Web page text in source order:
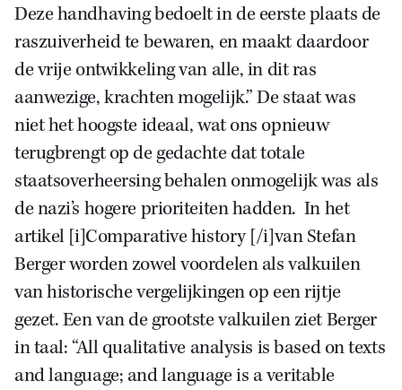
Deze handhaving bedoelt in de eerste plaats de
raszuiverheid te bewaren, en maakt daardoor
de vrije ontwikkeling van alle, in dit ras
aanwezige, krachten mogelijk.” De staat was
niet het hoogste ideaal, wat ons opnieuw
terugbrengt op de gedachte dat totale
staatsoverheersing behalen onmogelijk was als
de nazi’s hogere prioriteiten hadden. In het
artikel [i]Comparative history [/i]van Stefan
Berger worden zowel voordelen als valkuilen
van historische vergelijkingen op een rijtje
gezet. Een van de grootste valkuilen ziet Berger
in taal: “All qualitative analysis is based on texts
and language; and language is a veritable